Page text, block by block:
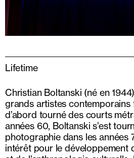
Lifetime
Christian Boltanski (né en
grands artistes contemporains
d’abord tourné des courts
années 60, Boltanski s’est
photographie dans les années
intérêt pour le développement